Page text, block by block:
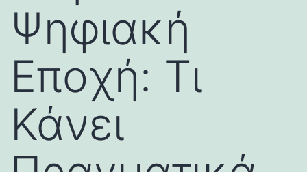
Ψηφιακή
Εποχή: Τι
Κάνει